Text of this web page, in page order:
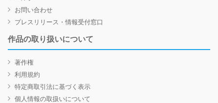
お問い合わせ
プレスリリース・情報受付窓口
作品の取り扱いについて
著作権
利用規約
特定商取引法に基づく表示
個人情報の取扱いについて